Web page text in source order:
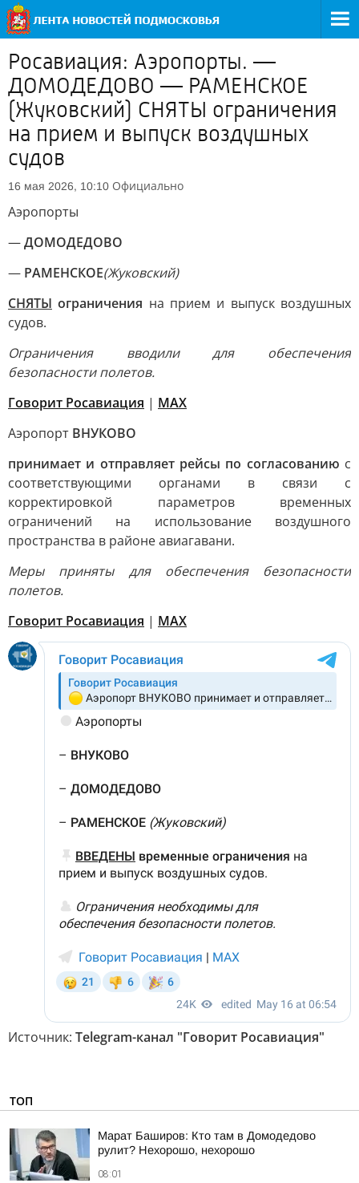
Росавиация: Аэропорты. —
ДОМОДЕДОВО — РАМЕНСКОЕ
(Жуковский) СНЯТЫ ограничения
на прием и выпуск воздушных
судов
16 мая 2026, 10:10 Официально
Аэропорты
—ДОМОДЕДОВО
— РАМЕНСКОЕ(Жуковский)
СНЯТЫ ограничения на прием и выпуск воздушных
судов.
Ограничения вводили для обеспечения
безопасности полетов.
Говорит Росавиация | МАХ
Аэропорт ВНУКОВО
принимает и отправляет рейсы по согласованию с
соответствующими органами в связи с
корректировкой параметров временных
ограничений на использование воздушного
пространства в районе авиагавани.
Меры приняты для обеспечения безопасности
полетов.
Говорит Росавиация | MАХ
Источник: Telegram-канал "Говорит Росавиация"
ТОП
Марат Баширов: Кто там в Домодедово
рулит? Нехорошо, нехорошо
08:01